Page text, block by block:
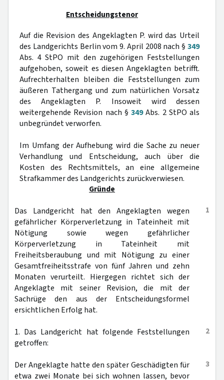
Entscheidungstenor
Auf die Revision des Angeklagten P. wird das Urteil
des Landgerichts Berlin vom 9. April 2008 nach § 349
Abs. 4 StPO mit den zugehörigen Feststellungen
aufgehoben, soweit es diesen Angeklagten betrifft.
Aufrechterhalten bleiben die Feststellungen zum
äußeren Tathergang und zum natürlichen Vorsatz
des Angeklagten P. Insoweit wird dessen
weitergehende Revision nach § 349Abs. 2 StPO als
unbegründet verworfen.
Im Umfang der Aufhebung wird die Sache zu neuer
Verhandlung und Entscheidung, auch über die
Kosten des Rechtsmittels, an eine allgemeine
Strafkammer des Landgerichts zurückverwiesen.
Gründe
1
Das Landgericht hat den Angeklagten wegen
gefährlicher Körperverletzung in Tateinheit mit
Nötigung sowie wegen gefährlicher
Körperverletzung in Tateinheit mit
Freiheitsberaubung und mit Nötigung zu einer
Gesamtfreiheitsstrafe von fünf Jahren und zehn
Monaten verurteilt. Hiergegen richtet sich der
Angeklagte mit seiner Revision, die mit der
Sachrüge den aus der Entscheidungsformel
ersichtlichen Erfolg hat.
2
1. Das Landgericht hat folgende Feststellungen
getroffen:
3
Der Angeklagte hatte den später Geschädigten für
etwa zwei Monate bei sich wohnen lassen, bevor